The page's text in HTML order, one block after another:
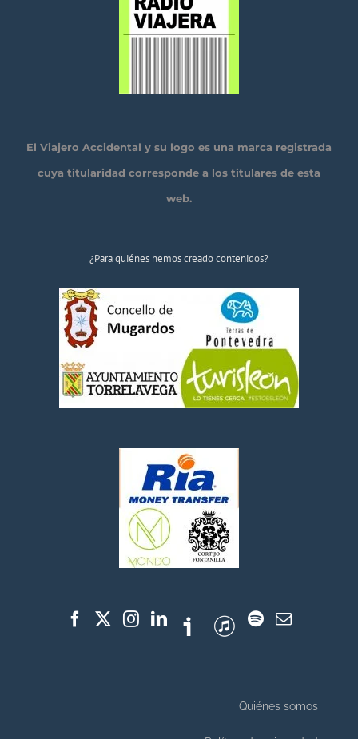
El Viajero Accidental y su logo es una marca registrada
cuya titularidad corresponde a los titulares de esta
web.
¿Para quiénes hemos creado contenidos?
Quiénes somos